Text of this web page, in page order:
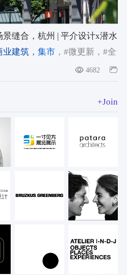
缝合，杭州 | 平介设计x潜水
业建筑，集市，#微更新 ，#全
4682
+Join